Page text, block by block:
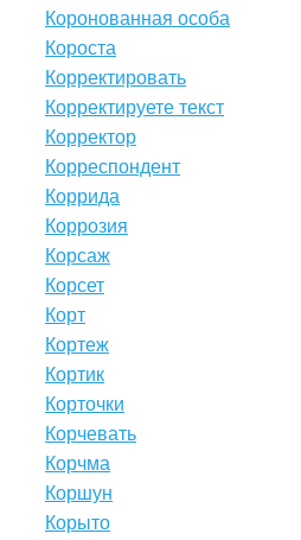
Коронованная особа
Короста
Корректировать
Корректируете текст
Корректор
Корреспондент
Коррида
Коррозия
Корсаж
Корсет
Корт
Кортеж
Кортик
Корточки
Корчевать
Корчма
Коршун
Корыто